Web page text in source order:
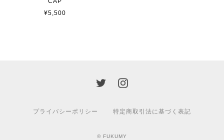
¥5,500
プライバシーポリシー 特定商取引法に基づく表記
© FUKUMY